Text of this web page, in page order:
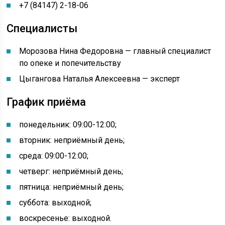
+7 (84147) 2-18-06
Специалисты
Морозова Нина Федоровна — главный специалист
по опеке и попечительству
Цыгангова Наталья Алексеевна — эксперт
График приёма
понедельник:09:00-12:00;
вторник: неприёмный день;
среда:09:00-12:00;
четверг: неприёмный день;
пятница: неприёмный день;
суббота: выходной;
воскресенье: выходной.